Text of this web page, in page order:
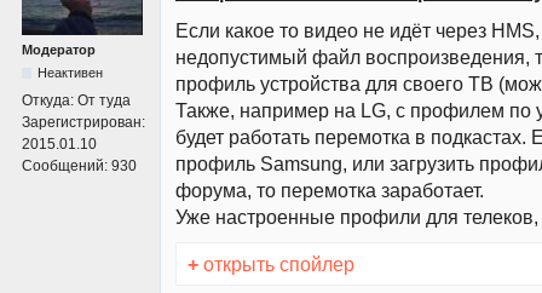
Модератор
Неактивен
Откуда: От туда
Зарегистрирован:
2015.01.10
Сообщений: 930
Если какое то видео не идёт через
недопустимый файл воспроизведения,
профиль устройства для своего ТВ
Также, например на LG, с профилем по
будет работать перемотка в подкастах.
профиль Samsung, или загрузить
форума, то перемотка заработает.
Уже настроенные профили для телеков,
+ открыть спойлер